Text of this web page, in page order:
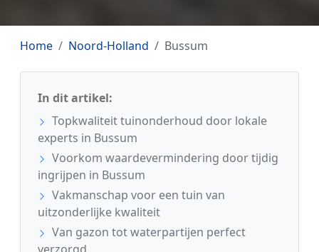
Home Noord-Holland Bussum
In dit artikel:
Topkwaliteit tuinonderhoud door lokale
experts in Bussum
Voorkom waardevermindering door tijdig
ingrijpen in Bussum
Vakmanschap voor een tuin van
uitzonderlijke kwaliteit
Van gazon tot waterpartijen perfect